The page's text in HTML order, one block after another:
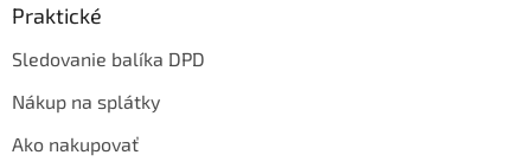
Praktické
Sledovanie balíka DPD
Nákup na splátky
Ako nakupovať